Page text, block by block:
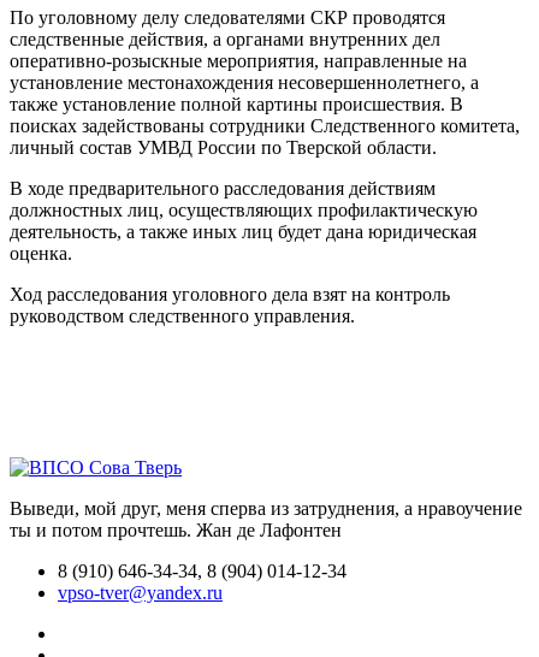
По уголовному делу следователями СКР проводятся
следственные действия, а органами внутренних дел
оперативно-розыскные мероприятия, направленные на
установление местонахождения несовершеннолетнего, а
также установление полной картины происшествия. В
поисках задействованы сотрудники Следственного комитета,
личный состав УМВД России по Тверской области.
В ходе предварительного расследования действиям
должностных лиц, осуществляющих профилактическую
деятельность, а также иных лиц будет дана юридическая
оценка.
Ход расследования уголовного дела взят на контроль
руководством следственного управления.
Выведи, мой друг, меня сперва из затруднения, а нравоучение
ты и потом прочтешь. Жан де Лафонтен
8 (910) 646-34-34, 8 (904) 014-12-34
vpso-tver@yandex.ru